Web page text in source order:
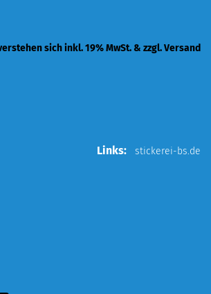
sich inkl. 19% MwSt. & zzgl. Versand
Links: stickerei-bs.de